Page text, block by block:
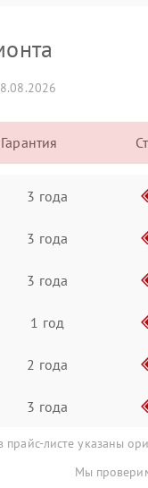
Гарантия
3 года
3 года
3 года
1 год
2 года
3 года
прайс-листе указаны
Мы